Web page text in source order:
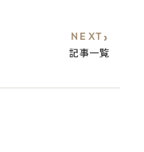
NEXT›
記事一覧